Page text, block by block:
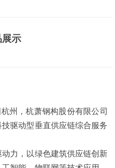
展示
，杭萧钢构股份有限公司
驱动型垂直供应链综合服务
力，以绿色建筑供应链创新